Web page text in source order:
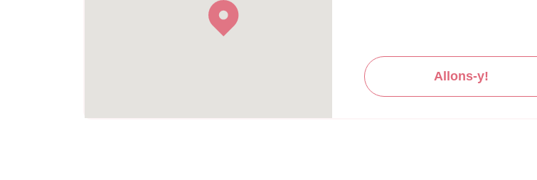
Allons-y!